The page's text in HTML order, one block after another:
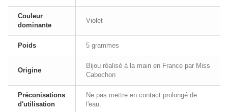
Couleur
dominante
Violet
Poids 5 grammes
Origine
Bijou réalisé à la main en France par Miss
Cabochon
Préconisations
d'utilisation
Ne pas mettre en contact prolongé de
l'eau.